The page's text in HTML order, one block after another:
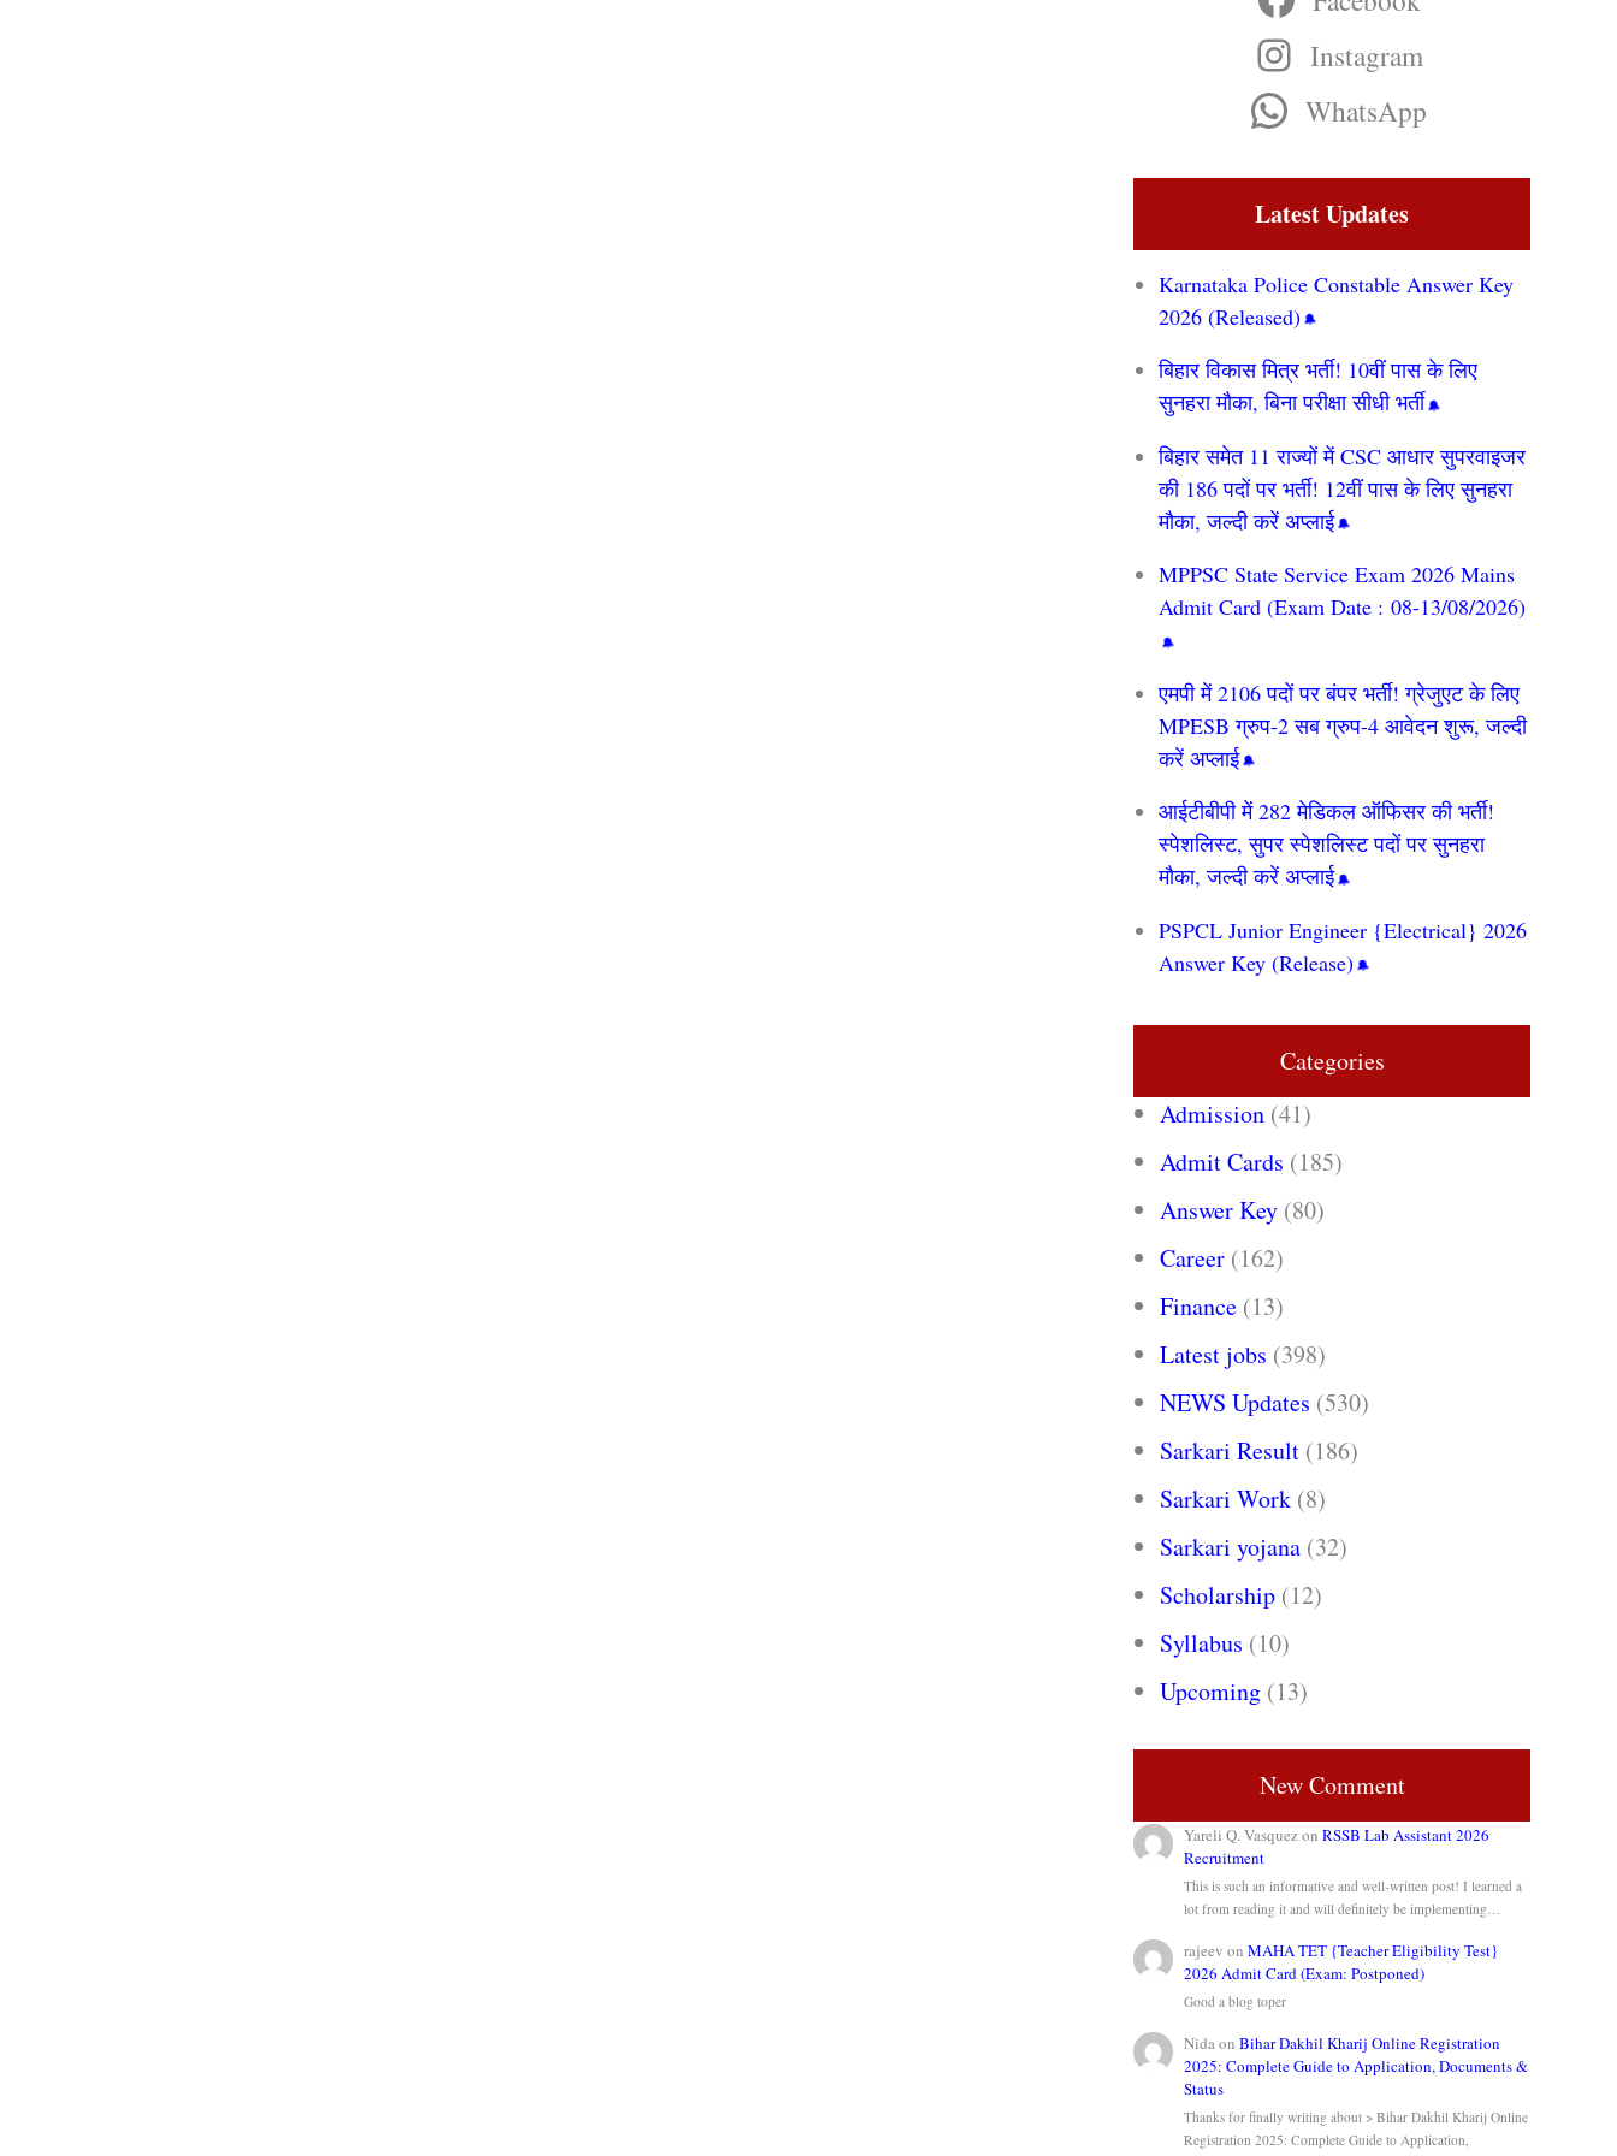
Instagram
WhatsApp
Latest Updates
Karnataka Police Constable Answer Key
2026 (Released)
बिहार विकास मित्र भर्ती! 10वीं पास के लिए
सुनहरा मौका, बिना परीक्षा सीधी भर्ती
बिहार समेत 11 राज्यों में CSC आधार सुपरवाइजर
की 186 पदों पर भर्ती! 12वीं पास के लिए सुनहरा
मौका, जल्दी करें अप्लाई
MPPSC State Service Exam 2026 Mains
Admit Card (Exam Date : 08-13/08/2026)
एमपी में 2106 पदों पर बंपर भर्ती! ग्रेजुएट के लिए
MPESB ग्रुप-2 सब ग्रुप-4 आवेदन शुरू, जल्दी
करें अप्लाई
आईटीबीपी में 282 मेडिकल ऑफिसर की भर्ती!
स्पेशलिस्ट, सुपर स्पेशलिस्ट पदों पर सुनहरा
मौका, जल्दी करें अप्लाई
PSPCL Junior Engineer {Electrical} 2026
Answer Key (Release)
Categories
Admission (41)
Admit Cards (185)
Answer Key (80)
Career (162)
Finance (13)
Latest jobs (398)
NEWS Updates (530)
Sarkari Result (186)
Sarkari Work (8)
Sarkari yojana (32)
Scholarship (12)
Syllabus (10)
Upcoming (13)
New Comment
Yareli Q. VasquezonRSSB Lab Assistant 2026
Recruitment
This is such an informative and well-written post! I learned a
lot from reading it and will definitely be implementing…
rajeev onMAHA TET {Teacher Eligibility Test}
2026 Admit Card (Exam: Postponed)
Good a blog toper
NidaonBihar Dakhil Kharij Online Registration
2025: Complete Guide to Application, Documents &
Status
Thanks for finally writing about > Bihar Dakhil Kharij Online
Registration 2025: Complete Guide to Application,